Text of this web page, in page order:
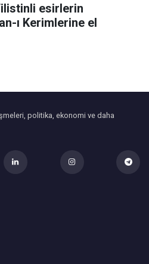
esirlerin
ı Kerimlerine el
politika, ekonomi ve daha